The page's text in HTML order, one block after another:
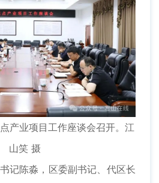
产业项目工作座谈会召开。江
山笑 摄
陈淼，区委副书记、代区长